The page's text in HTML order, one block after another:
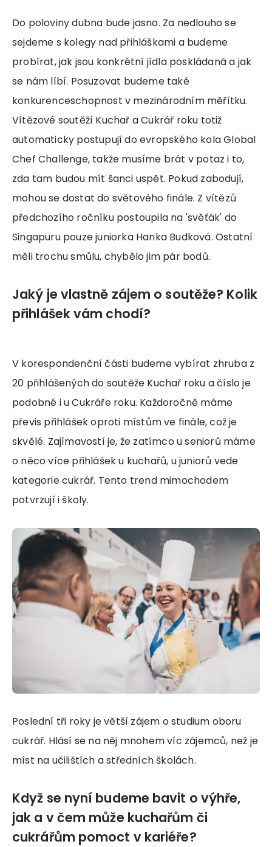
Do poloviny dubna bude jasno. Za nedlouho se
sejdeme s kolegy nad přihláškami a budeme
probírat, jak jsou konkrétní jídla poskládaná a jak
se nám líbí. Posuzovat budeme také
konkurenceschopnost v mezinárodním měřítku.
Vítězové soutěží Kuchař a Cukrář roku totiž
automaticky postupují do evropského kola Global
Chef Challenge, takže musíme brát v potaz i to,
zda tam budou mít šanci uspět. Pokud zabodují,
mohou se dostat do světového finále. Z vítězů
předchozího ročníku postoupila na 'svěťák' do
Singapuru pouze juniorka Hanka Budková. Ostatní
měli trochu smůlu, chybělo jim pár bodů.
Jaký je vlastně zájem o soutěže? Kolik
přihlášek vám chodí?
V korespondenční části budeme vybírat zhruba z
20 přihlášených do soutěže Kuchař roku a číslo je
podobné i u Cukráře roku. Každoročně máme
převis přihlášek oproti místům ve finále, což je
skvělé. Zajímavostí je, že zatímco u seniorů máme
o něco více přihlášek u kuchařů, u juniorů vede
kategorie cukrář. Tento trend mimochodem
potvrzují i školy.
Poslední tři roky je větší zájem o studium oboru
cukrář. Hlásí se na něj mnohem víc zájemců, než je
míst na učilištích a středních školách.
Když se nyní budeme bavit o výhře,
jak a v čem může kuchařům či
cukrářům pomoct v kariéře?